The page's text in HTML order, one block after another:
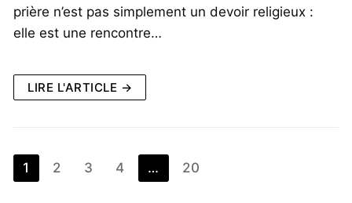
prière n’est pas simplement un devoir religieux :
elle est une rencontre…
LIRE L'ARTICLE →
1 2 3 4 … 20